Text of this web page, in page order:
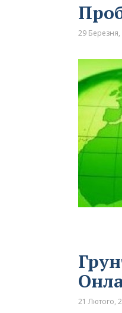
29 Березня,
21 Лютого,